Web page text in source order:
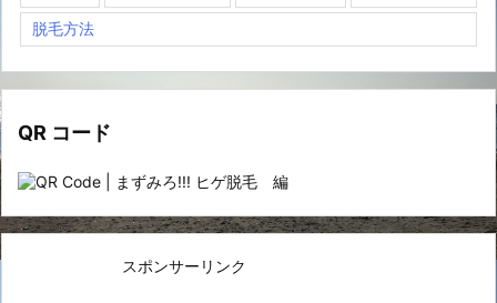
脱毛方法
QR コード
スポンサーリンク